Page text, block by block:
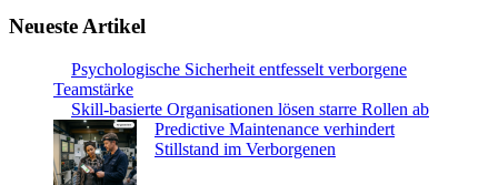
Neueste Artikel
Psychologische Sicherheit entfesselt verborgene
Teamstärke
Skill-basierte Organisationen lösen starre Rollen ab
Predictive Maintenance verhindert
Stillstand im Verborgenen